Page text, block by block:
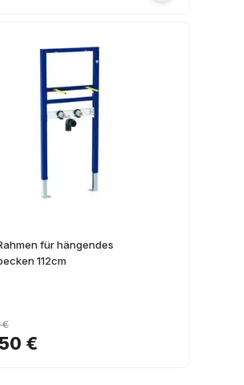
für hängendes
112cm
€
€